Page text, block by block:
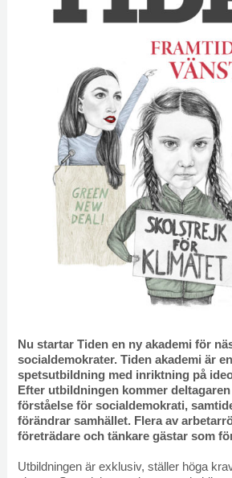
Nu startar Tiden en ny akademi för
socialdemokrater. Tiden akademi är
spetsutbildning med inriktning på
Efter utbildningen kommer
förståelse för socialdemokrati,
förändrar samhället. Flera av
företrädare och tänkare gästar som
Utbildningen är exklusiv, ställer höga